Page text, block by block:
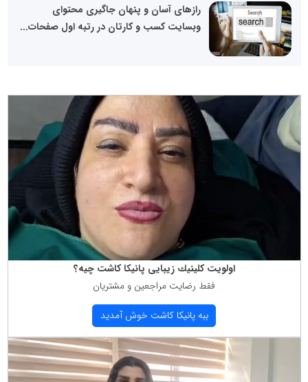
رازهای آسان و پنهان جاگیری محتوای
وبسایت کسب و کارتان در رتبه اول صفحات...
اولویت كلینیك زیبایی پانیكا كاشت چیه؟
فقط رضایت مراجعین و مشتریان
ببه پانیكا كاشت خوش آمدید